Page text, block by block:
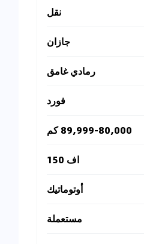
نقل
جازان
رمادي غامق
فورد
89,999-80,000 كم
اف 150
أوتوماتيك
مستعملة